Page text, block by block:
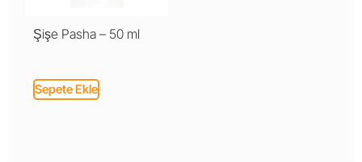
Şişe Pasha – 50 ml
Sepete Ekle